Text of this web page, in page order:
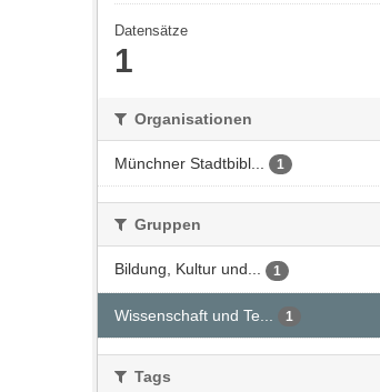
Datensätze
1
Organisationen
Münchner Stadtbibl... 1
Gruppen
Bildung, Kultur und... 1
Wissenschaft und Te... 1
Tags